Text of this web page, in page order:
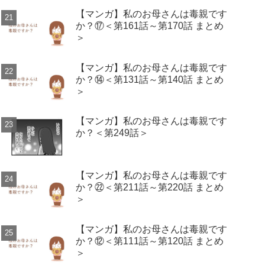
【マンガ】私のお母さんは毒親です
か？⑰＜第161話～第170話 まとめ
＞
【マンガ】私のお母さんは毒親です
か？⑭＜第131話～第140話 まとめ
＞
【マンガ】私のお母さんは毒親です
か？＜第249話＞
【マンガ】私のお母さんは毒親です
か？㉒＜第211話～第220話 まとめ
＞
【マンガ】私のお母さんは毒親です
か？⑫＜第111話～第120話 まとめ
＞